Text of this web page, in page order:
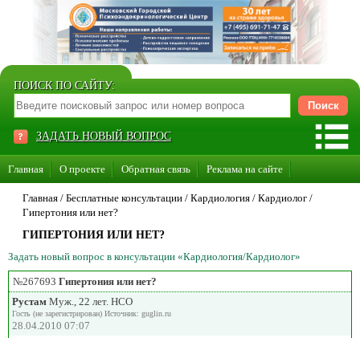
ПОИСК ПО САЙТУ:
ЗАДАТЬ НОВЫЙ ВОПРОС
Главная О проекте Обратная связь Реклама на сайте
Стать консультантом нашего сайта
Главная / Бесплатные консультации / Кардиология / Кардиолог /
Гипертония или нет?
ГИПЕРТОНИЯ ИЛИ НЕТ?
Задать новый вопрос в консультации «Кардиология/Кардиолог»
№267693 Гипертония или нет?
Рустам Муж., 22 лет. НСО
Гость (не зарегистрирован) Источник: guglin.ru
28.04.2010 07:07